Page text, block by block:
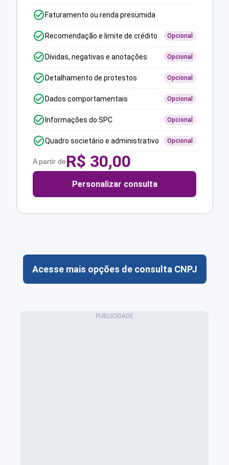
Faturamento ou renda presumida
Recomendação e limite de crédito Opcional
Dívidas, negativas e anotações Opcional
Detalhamento de protestos Opcional
Dados comportamentais Opcional
Informações do SPC Opcional
Quadro societário e administrativo Opcional
A partir deR$ 30,00
Personalizar consulta
Acesse mais opções de consulta CNPJ